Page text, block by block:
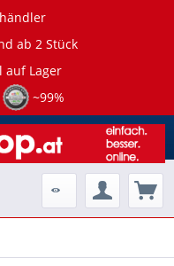
ab 2 Stück
auf Lager
~99%